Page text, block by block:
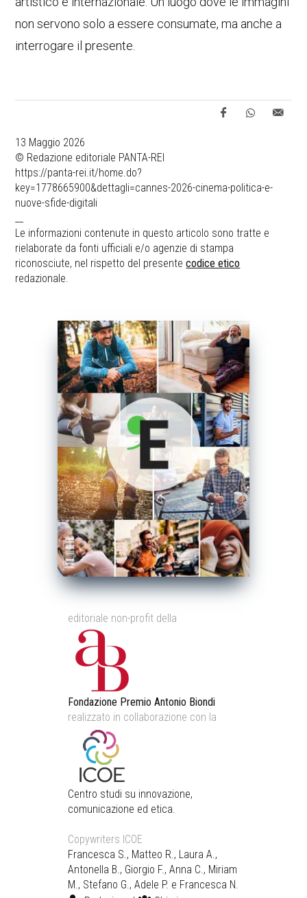
non servono solo a essere consumate, ma anche a
interrogare il presente.
13 Maggio 2026
© Redazione editoriale PANTA-REI
https://panta-rei.it/home.do?
key=1778665900&dettagli=cannes-2026-cinema-politica-e-
nuove-sfide-digitali
Le informazioni contenute in questo articolo sono tratte e
rielaborate da fonti ufficiali e/o agenzie di stampa
riconosciute, nel rispetto del presentecodice etico
redazionale.
editoriale non-profit della
Fondazione Premio Antonio Biondi
realizzato in collaborazione con la
Centro studi su innovazione,
comunicazione ed etica.
Copywriters ICOE
Francesca S., Matteo R., Laura A.,
Antonella B., Giorgio F., Anna C., Miriam
M., Stefano G., Adele P. e Francesca N.